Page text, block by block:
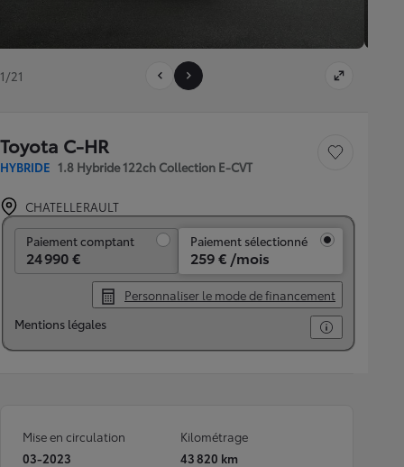
1/21
Toyota C-HR
HYBRIDE 1.8 Hybride 122ch Collection E-CVT
Sauvegarder le
CHATELLERAULT
Paiement comptant
24 990 €
Paiement sélectionné
259 € /mois
Personnaliser le mode de financement
Mentions légales
Mise en circulation
03-2023
Kilométrage
43 820 km